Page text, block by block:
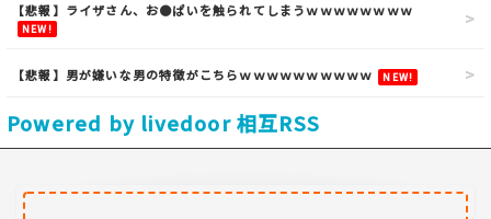
【悲報】ライザさん、お●ぱいを触られてしまうｗｗｗｗｗｗｗｗ
NEW!
【悲報】男が嫌いな男の特徴がこちらｗｗｗｗｗｗｗｗｗｗ NEW!
Powered by livedoor 相互RSS